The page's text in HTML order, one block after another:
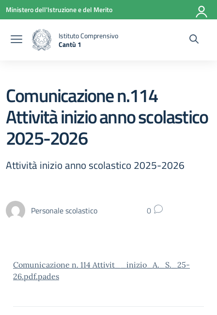
Vai ai contenuti
Vai al menu di navigazione
Vai al footer
Ministero dell'Istruzione e del Merito
Istituto Comprensivo
Cantù 1
Comunicazione n.114
Attività inizio anno scolastico
2025-2026
Attività inizio anno scolastico 2025-2026
Personale scolastico 0
Comunicazione n. 114 Attivit__inizio_A._S._25-
26.pdf.pades